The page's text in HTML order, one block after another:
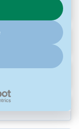
s cookies a